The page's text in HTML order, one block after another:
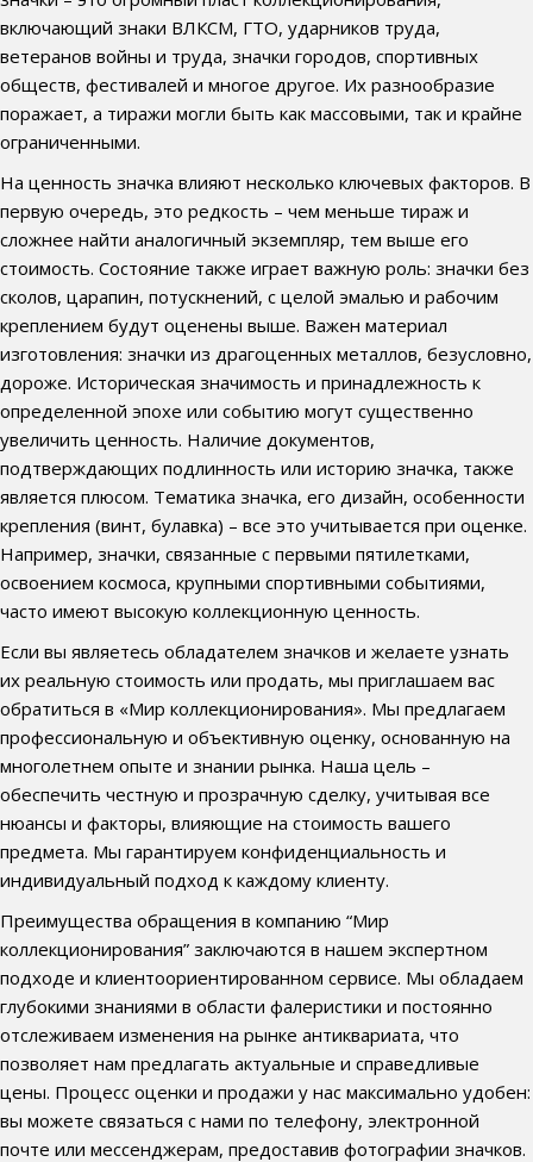
включающий знаки ВЛКСМ, ГТО, ударников труда,
ветеранов войны и труда, значки городов, спортивных
обществ, фестивалей и многое другое. Их разнообразие
поражает, а тиражи могли быть как массовыми, так и крайне
ограниченными.
На ценность значка влияют несколько ключевых факторов. В
первую очередь, это редкость – чем меньше тираж и
сложнее найти аналогичный экземпляр, тем выше его
стоимость. Состояние также играет важную роль: значки без
сколов, царапин, потускнений, с целой эмалью и рабочим
креплением будут оценены выше. Важен материал
изготовления: значки из драгоценных металлов, безусловно,
дороже. Историческая значимость и принадлежность к
определенной эпохе или событию могут существенно
увеличить ценность. Наличие документов,
подтверждающих подлинность или историю значка, также
является плюсом. Тематика значка, его дизайн, особенности
крепления (винт, булавка) – все это учитывается при оценке.
Например, значки, связанные с первыми пятилетками,
освоением космоса, крупными спортивными событиями,
часто имеют высокую коллекционную ценность.
Если вы являетесь обладателем значков и желаете узнать
их реальную стоимость или продать, мы приглашаем вас
обратиться в «Мир коллекционирования». Мы предлагаем
профессиональную и объективную оценку, основанную на
многолетнем опыте и знании рынка. Наша цель –
обеспечить честную и прозрачную сделку, учитывая все
нюансы и факторы, влияющие на стоимость вашего
предмета. Мы гарантируем конфиденциальность и
индивидуальный подход к каждому клиенту.
Преимущества обращения в компанию “Мир
коллекционирования” заключаются в нашем экспертном
подходе и клиентоориентированном сервисе. Мы обладаем
глубокими знаниями в области фалеристики и постоянно
отслеживаем изменения на рынке антиквариата, что
позволяет нам предлагать актуальные и справедливые
цены. Процесс оценки и продажи у нас максимально удобен:
вы можете связаться с нами по телефону, электронной
почте или мессенджерам, предоставив фотографии значков.